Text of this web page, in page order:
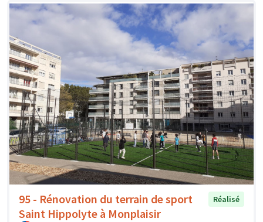
95 - Rénovation du terrain de sport
Saint Hippolyte à Monplaisir
Réalisé